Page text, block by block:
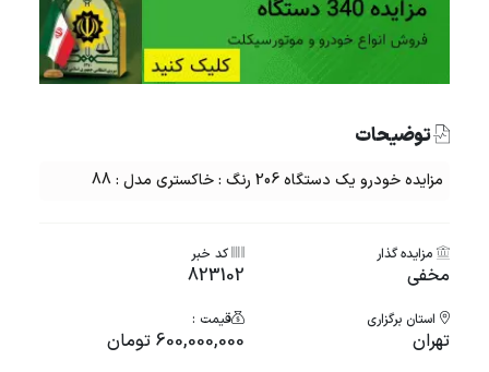
توضیحات
مزایده خودرو یک دستگاه 206 رنگ : خاکستری مدل : 88
مزایده گذار
مخفی
کد خبر
823102
استان برگزاری
تهران
قیمت :
600,000,000 تومان